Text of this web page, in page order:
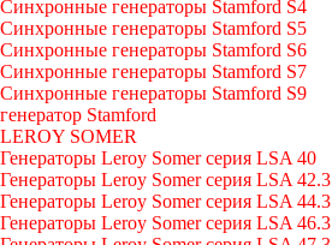
Синхронные генераторы Stamford S4
Синхронные генераторы Stamford S5
Синхронные генераторы Stamford S6
Синхронные генераторы Stamford S7
Синхронные генераторы Stamford S9
генератор Stamford
LEROY SOMER
Генераторы Leroy Somer серия LSA 40
Генераторы Leroy Somer серия LSA 42.3
Генераторы Leroy Somer серия LSA 44.3
Генераторы Leroy Somer серия LSA 46.3